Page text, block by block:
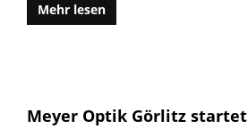
Mehr lesen
Meyer Optik Görlitz startet